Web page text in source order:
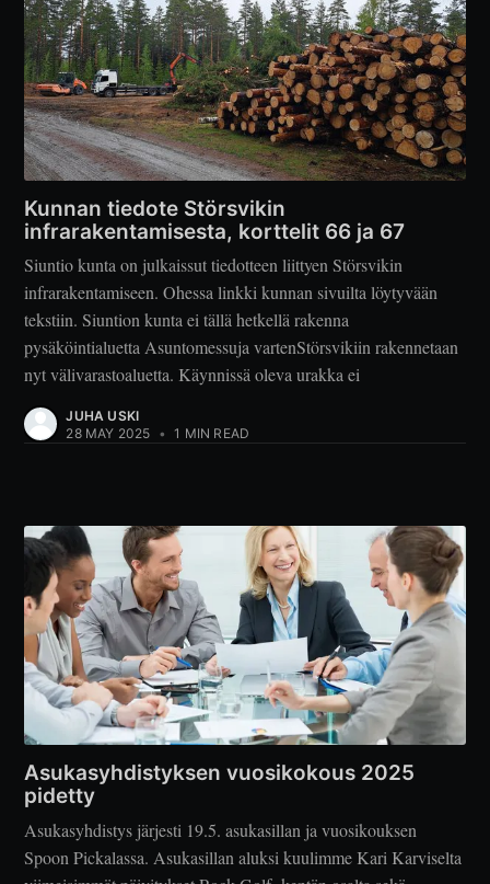
Kunnan tiedote Störsvikin
infrarakentamisesta, korttelit 66 ja 67
Siuntio kunta on julkaissut tiedotteen liittyen Störsvikin
infrarakentamiseen. Ohessa linkki kunnan sivuilta löytyvään
tekstiin. Siuntion kunta ei tällä hetkellä rakenna
pysäköintialuetta Asuntomessuja vartenStörsvikiin rakennetaan
nyt välivarastoaluetta. Käynnissä oleva urakka ei
JUHA USKI
28 MAY 2025 • 1 MIN READ
Asukasyhdistyksen vuosikokous 2025
pidetty
Asukasyhdistys järjesti 19.5. asukasillan ja vuosikouksen
Spoon Pickalassa. Asukasillan aluksi kuulimme Kari Karviselta